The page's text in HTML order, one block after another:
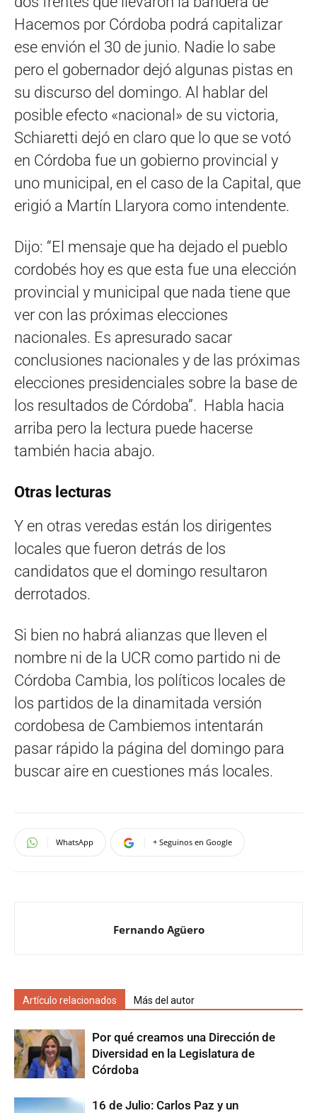
Hacemos por Córdoba podrá capitalizar
ese envión el 30 de junio. Nadie lo sabe
pero el gobernador dejó algunas pistas en
su discurso del domingo. Al hablar del
posible efecto «nacional» de su victoria,
Schiaretti dejó en claro que lo que se votó
en Córdoba fue un gobierno provincial y
uno municipal, en el caso de la Capital, que
erigió a Martín Llaryora como intendente.
Dijo: “El mensaje que ha dejado el pueblo
cordobés hoy es que esta fue una elección
provincial y municipal que nada tiene que
ver con las próximas elecciones
nacionales. Es apresurado sacar
conclusiones nacionales y de las próximas
elecciones presidenciales sobre la base de
los resultados de Córdoba”. Habla hacia
arriba pero la lectura puede hacerse
también hacia abajo.
Otras lecturas
Y en otras veredas están los dirigentes
locales que fueron detrás de los
candidatos que el domingo resultaron
derrotados.
Si bien no habrá alianzas que lleven el
nombre ni de la UCR como partido ni de
Córdoba Cambia, los políticos locales de
los partidos de la dinamitada versión
cordobesa de Cambiemos intentarán
pasar rápido la página del domingo para
buscar aire en cuestiones más locales.
WhatsApp + Seguinos en Google
Fernando Agüero
Artículo relacionados Más del autor
Por qué creamos una Dirección de
Diversidad en la Legislatura de
Córdoba
16 de Julio: Carlos Paz y un